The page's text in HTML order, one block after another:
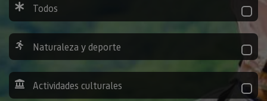
Todos
Naturaleza y deporte
Actividades culturales